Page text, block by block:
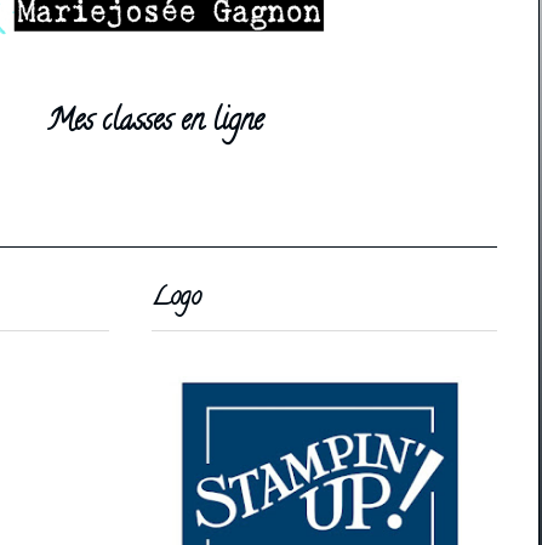
Mes classes en ligne
Logo